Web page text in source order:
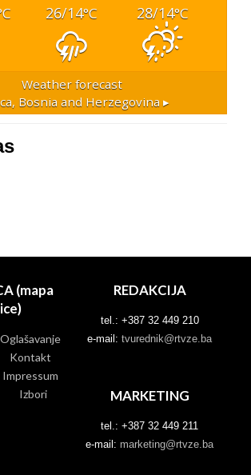
26/14°C 28/14°C
Weather forecast
Bosnia and Herzegovina ▸
(mapa
Oglašavanje
Kontakt
Impressum
Izbori
REDAKCIJA
tel.: +387 32 449 210
e-mail: tvurednik@rtvze.ba
MARKETING
tel.: +387 32 449 211
e-mail: marketing@rtvze.ba